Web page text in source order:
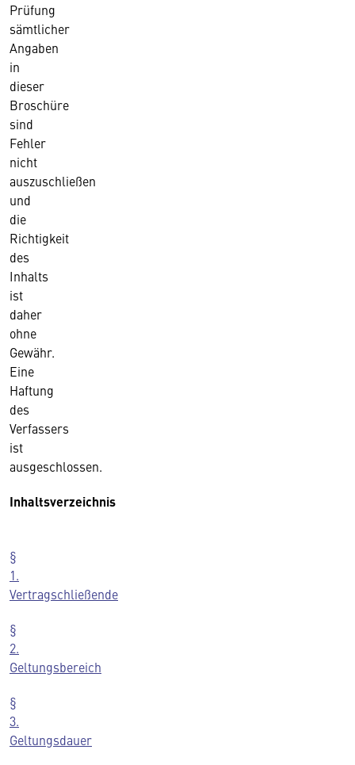
Prüfung
sämtlicher
Angaben
in
dieser
Broschüre
sind
Fehler
nicht
auszuschließen
und
die
Richtigkeit
des
Inhalts
ist
daher
ohne
Gewähr.
Eine
Haftung
des
Verfassers
ist
ausgeschlossen.
Inhaltsverzeichnis
§
1.
Vertragschließende
§
2.
Geltungsbereich
§
3.
Geltungsdauer